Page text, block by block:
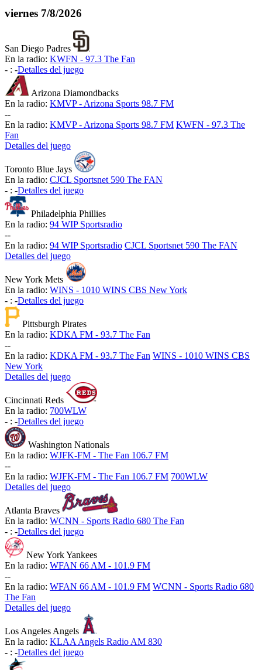
viernes 7/8/2026
San Diego Padres
En la radio: KWFN - 97.3 The Fan
- : -Detalles del juego
Arizona Diamondbacks
En la radio: KMVP - Arizona Sports 98.7 FM
--
En la radio: KMVP - Arizona Sports 98.7 FM KWFN - 97.3 The
Fan
Detalles del juego
Toronto Blue Jays
En la radio: CJCL Sportsnet 590 The FAN
- : -Detalles del juego
Philadelphia Phillies
En la radio: 94 WIP Sportsradio
--
En la radio: 94 WIP Sportsradio CJCL Sportsnet 590 The FAN
Detalles del juego
New York Mets
En la radio: WINS - 1010 WINS CBS New York
- : -Detalles del juego
Pittsburgh Pirates
En la radio: KDKA FM - 93.7 The Fan
--
En la radio: KDKA FM - 93.7 The Fan WINS - 1010 WINS CBS
New York
Detalles del juego
Cincinnati Reds
En la radio: 700WLW
- : -Detalles del juego
Washington Nationals
En la radio: WJFK-FM - The Fan 106.7 FM
--
En la radio: WJFK-FM - The Fan 106.7 FM 700WLW
Detalles del juego
Atlanta Braves
En la radio: WCNN - Sports Radio 680 The Fan
- : -Detalles del juego
New York Yankees
En la radio: WFAN 66 AM - 101.9 FM
--
En la radio: WFAN 66 AM - 101.9 FM WCNN - Sports Radio 680
The Fan
Detalles del juego
Los Angeles Angels
En la radio: KLAA Angels Radio AM 830
- : -Detalles del juego